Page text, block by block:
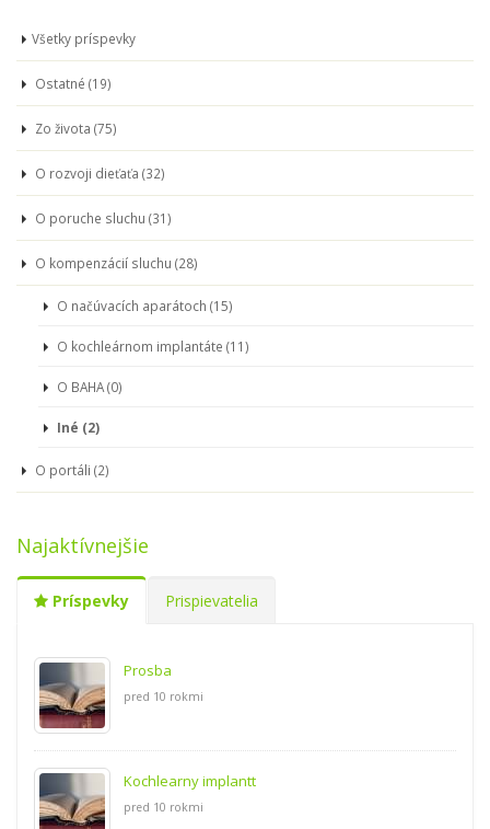
Všetky príspevky
Ostatné (19)
Zo života (75)
O rozvoji dieťaťa (32)
O poruche sluchu (31)
O kompenzácií sluchu (28)
O načúvacích aparátoch (15)
O kochleárnom implantáte (11)
O BAHA (0)
Iné (2)
O portáli (2)
Najaktívnejšie
Príspevky Prispievatelia
Prosba
pred 10 rokmi
Kochlearny implantt
pred 10 rokmi